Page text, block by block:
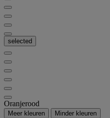
selected
Oranjerood
Meer kleuren Minder kleuren